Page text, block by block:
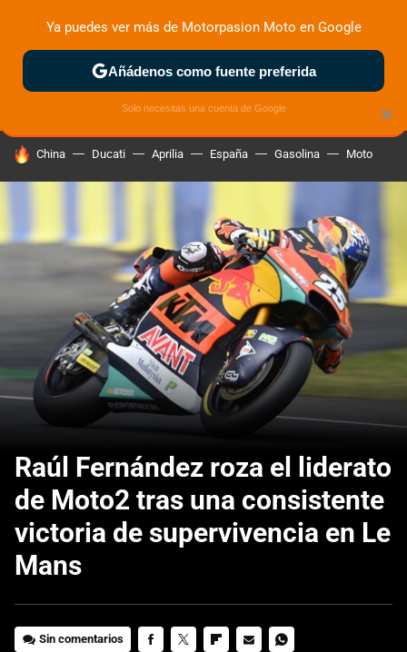
ZONA DE PRUEBAS DEPORTIVAS MOTOS ELÉCTRICAS
HOY SE HABLA DE
China Ducati Aprilia España Gasolina Moto
Raúl Fernández roza el liderato
de Moto2 tras una consistente
victoria de supervivencia en Le
Mans
Sin comentarios
×
Ya puedes ver más de Motorpasion Moto en Google
Añádenos como fuente preferida
Solo necesitas una cuenta de Google